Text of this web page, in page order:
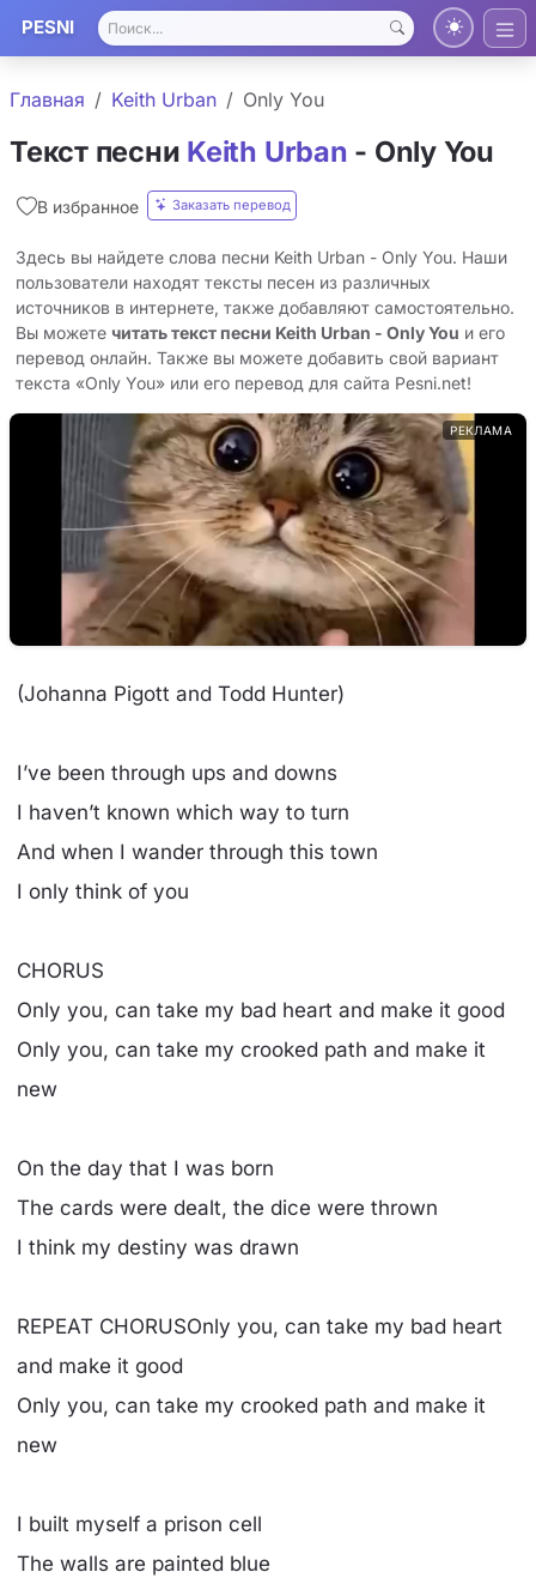
PESNI
Главная Keith Urban Only You
Текст песни Keith Urban - Only You
В избранное Заказать перевод
Здесь вы найдете слова песни Keith Urban - Only You. Наши
пользователи находят тексты песен из различных
источников в интернете, также добавляют самостоятельно.
Вы можете читать текст песни Keith Urban - Only You и его
перевод онлайн. Также вы можете добавить свой вариант
текста «Only You» или его перевод для сайта Pesni.net!
РЕКЛАМА
(Johanna Pigott and Todd Hunter)
I’ve been through ups and downs
I haven’t known which way to turn
And when I wander through this town
I only think of you
CHORUS
Only you, can take my bad heart and make it good
Only you, can take my crooked path and make it
new
On the day that I was born
The cards were dealt, the dice were thrown
I think my destiny was drawn
REPEAT CHORUSOnly you, can take my bad heart
and make it good
Only you, can take my crooked path and make it
new
I built myself a prison cell
The walls are painted blue